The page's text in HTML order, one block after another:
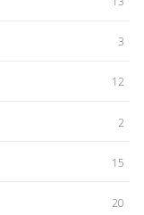
3
12
2
15
20